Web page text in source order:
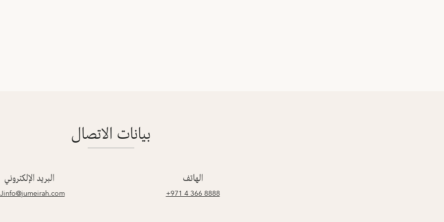
بيانات الاتصال
الهاتف
‎+971 4 366 8888
البريد الإلكتروني